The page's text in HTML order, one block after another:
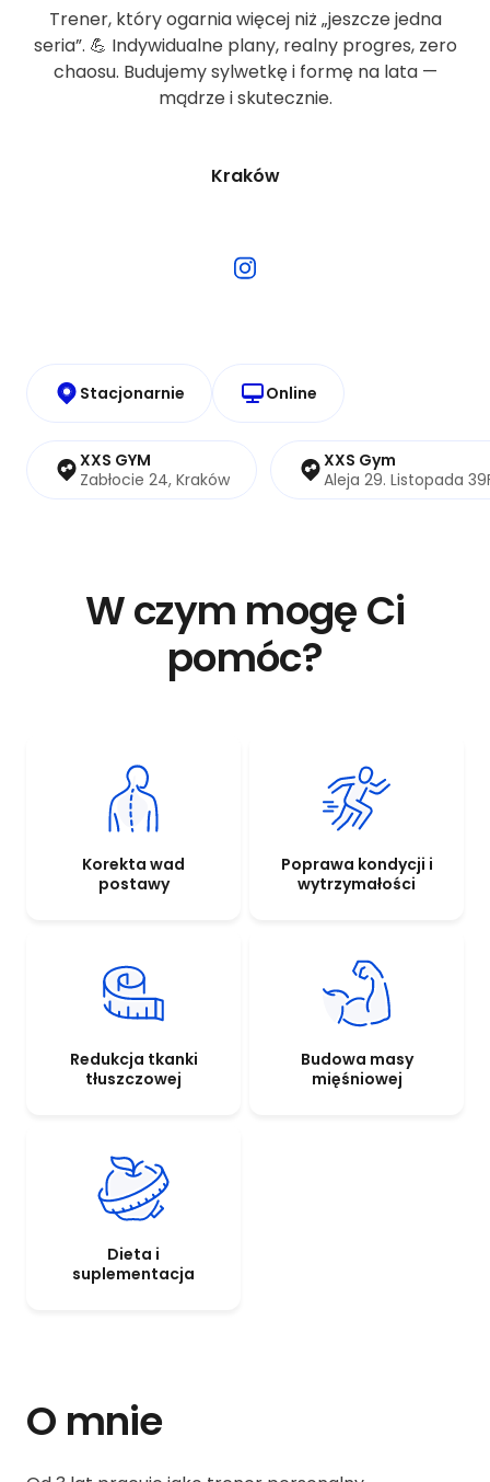
Trener, który ogarnia więcej niż „jeszcze jedna
seria”. 💪 Indywidualne plany, realny progres, zero
chaosu. Budujemy sylwetkę i formę na lata —
mądrze i skutecznie.
Kraków
Stacjonarnie Online
XXS GYM
Zabłocie 24, Kraków
XXS Gym
Aleja 29. Listopada
W czym mogę Ci
pomóc?
Korekta wad
postawy
Poprawa kondycji i
wytrzymałości
Redukcja tkanki
tłuszczowej
Budowa masy
mięśniowej
Dieta i
suplementacja
O mnie